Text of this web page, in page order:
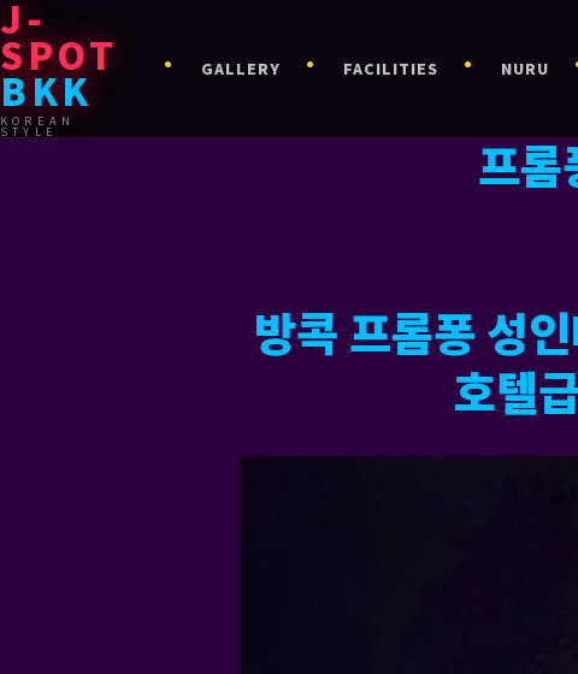
J-
SPOT
BKK
KOREAN
STYLE
GALLERY FACILITIES NURU
프롬
방콕 프롬퐁 성
호텔